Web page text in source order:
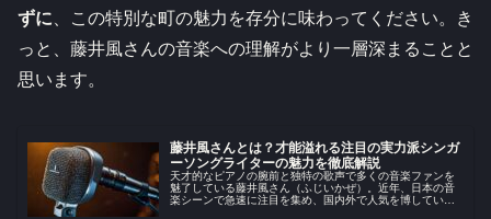
ずに、この特別な町の魅力を存分に味わってください。き
っと、藤井風さんの音楽への理解がより一層深まることと
思います。
藤井風さんとは？才能溢れる注目の実力派シンガ
ーソングライターの魅力を徹底解説
天才的なピアノの腕前と独特の歌声で多くの音楽ファンを
魅了している藤井風さん（ふじいかぜ）。近年、日本の音
楽シーンで急速に注目を集め、国内外で人気を博している